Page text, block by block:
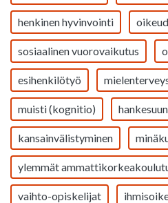
henkinen hyvinvointi
sosiaalinen vuorovaikutus
esihenkilötyö
muisti (kognitio)
kansainvälistyminen
ylemmät
vaihto-opiskelijat